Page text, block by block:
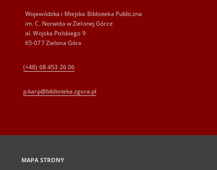
Wojewódzka i Miejska Biblioteka Publiczna
im. C. Norwida w Zielonej Górze
al. Wojska Polskiego 9
65-077 Zielona Góra
(+48) 68 453 26 06
p.karp@biblioteka.zgora.pl
MAPA STRONY